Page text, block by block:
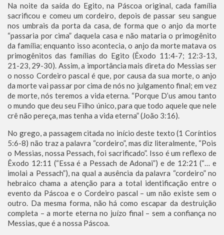
Na noite da saída do Egito, na Páscoa original, cada família
sacrificou e comeu um cordeiro, depois de passar seu sangue
nos umbrais da porta da casa, de forma que o anjo da morte
“passaria por cima” daquela casa e não mataria o primogênito
da família; enquanto isso acontecia, o anjo da morte matava os
primogênitos das famílias do Egito (Êxodo 11:4-7; 12:3-13,
21-23, 29-30). Assim, a importância mais direta do Messias ser
o nosso Cordeiro pascal é que, por causa da sua morte, o anjo
da morte vai passar por cima de nós no julgamento final; em vez
de morte, nós teremos a vida eterna. “Porque D’us amou tanto
o mundo que deu seu Filho único, para que todo aquele que nele
crê não pereça, mas tenha a vida eterna” (João 3:16).
No grego, a passagem citada no início deste texto (1 Coríntios
5:6-8) não traz a palavra “cordeiro”, mas diz literalmente, “Pois
o Messias, nossa Pessach, foi sacrificado”. Isso é um reflexo de
Êxodo 12:11 (“Essa é a Pessach de Adonai”) e de 12:21 (“… e
imolai a Pessach”), na qual a ausência da palavra “cordeiro” no
hebraico chama a atenção para a total identificação entre o
evento da Páscoa e o Cordeiro pascal – um não existe sem o
outro. Da mesma forma, não há como escapar da destruição
completa – a morte eterna no juízo final – sem a confiança no
Messias, que é a nossa Páscoa.